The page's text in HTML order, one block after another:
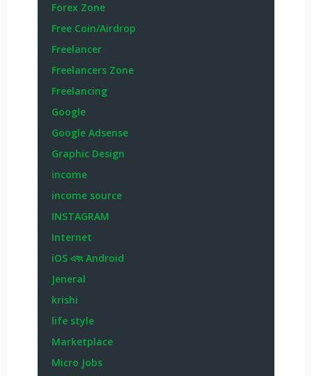
Forex Zone
Free Coin/Airdrop
Freelancer
Freelancers Zone
Freelancing
Google
Google Adsense
Graphic Design
income
income source
INSTAGRAM
Internet
iOS এবং Android
Jeneral
krishi
life style
Marketplace
Micro Jobs